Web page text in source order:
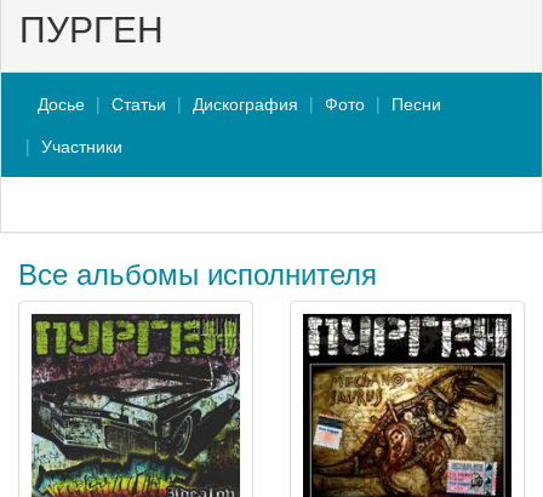
ПУРГЕН
Досье Статьи Дискография Фото
Песни
Участники
Все альбомы исполнителя